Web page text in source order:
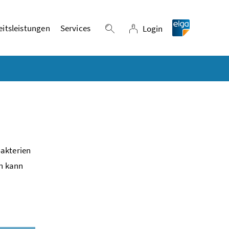
Services Suche einblenden
Login
Login
kann